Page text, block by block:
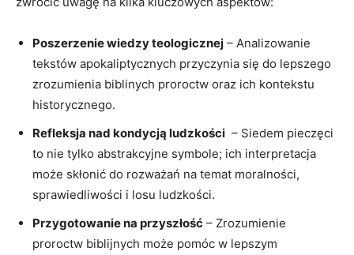
Poszerzenie⁣ wiedzy ​teologicznej – Analizowanie
tekstów‌ apokaliptycznych przyczynia się do lepszego‌
zrozumienia⁣ biblinych‍ proroctw oraz ich kontekstu
historycznego.
Refleksja nad kondycją ludzkości ⁣ – ⁣Siedem ​pieczęci
to nie tylko abstrakcyjne symbole;⁣ ich interpretacja
może skłonić do ⁢rozważań na​ temat moralności,
sprawiedliwości i losu ludzkości.
Przygotowanie na przyszłość – Zrozumienie
proroctw biblijnych może ⁤pomóc⁢ w lepszym